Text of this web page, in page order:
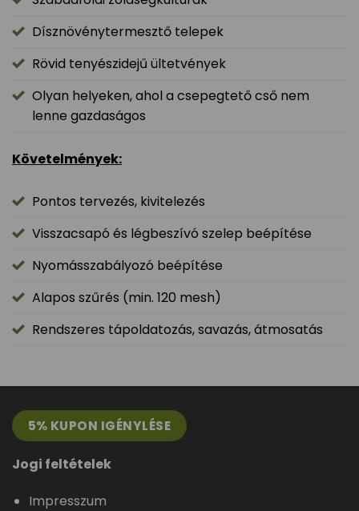
Dísznövénytermesztő telepek
Rövid tenyészidejű ültetvények
Olyan helyeken, ahol a csepegtető cső nem
lenne gazdaságos
Követelmények:
Pontos tervezés, kivitelezés
Visszacsapó és légbeszívó szelep beépítése
Nyomásszabályozó beépítése
Alapos szűrés (min. 120 mesh)
Rendszeres tápoldatozás, savazás, átmosatás
5% KUPON IGÉNYLÉSE
Jogi feltételek
Impresszum